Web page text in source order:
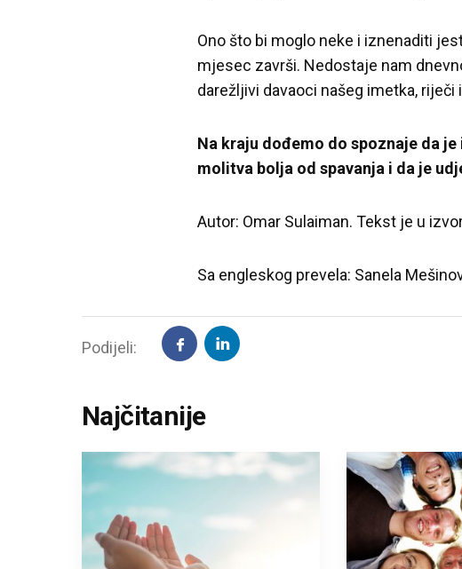
Ono što bi moglo neke i iznenaditi
mjesec završi. Nedostaje nam
darežljivi davaoci našeg imetka, riječi
Na kraju dođemo do spoznaje da
molitva bolja od spavanja i da je
Autor: Omar Sulaiman. Tekst je u
Sa engleskog prevela: Sanela
Podijeli:
Najčitanije